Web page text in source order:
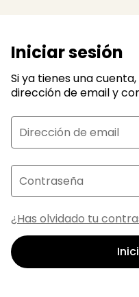
Iniciar sesión
Si ya tienes una
dirección de email y
Dirección de email
Contraseña
¿Has olvidado tu